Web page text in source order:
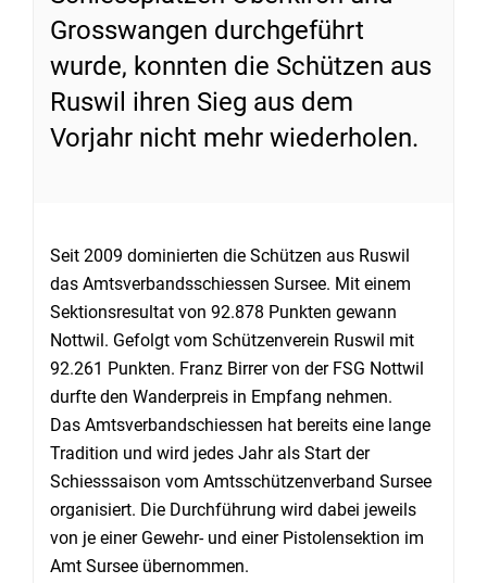
Grosswangen durchgeführt
wurde, konnten die Schützen aus
Ruswil ihren Sieg aus dem
Vorjahr nicht mehr wiederholen.
Seit 2009 dominierten die Schützen aus Ruswil
das Amtsverbandsschiessen Sursee. Mit einem
Sektionsresultat von 92.878 Punkten gewann
Nottwil. Gefolgt vom Schützenverein Ruswil mit
92.261 Punkten. Franz Birrer von der FSG Nottwil
durfte den Wanderpreis in Empfang nehmen.
Das Amtsverbandschiessen hat bereits eine lange
Tradition und wird jedes Jahr als Start der
Schiesssaison vom Amtsschützenverband Sursee
organisiert. Die Durchführung wird dabei jeweils
von je einer Gewehr- und einer Pistolensektion im
Amt Sursee übernommen.